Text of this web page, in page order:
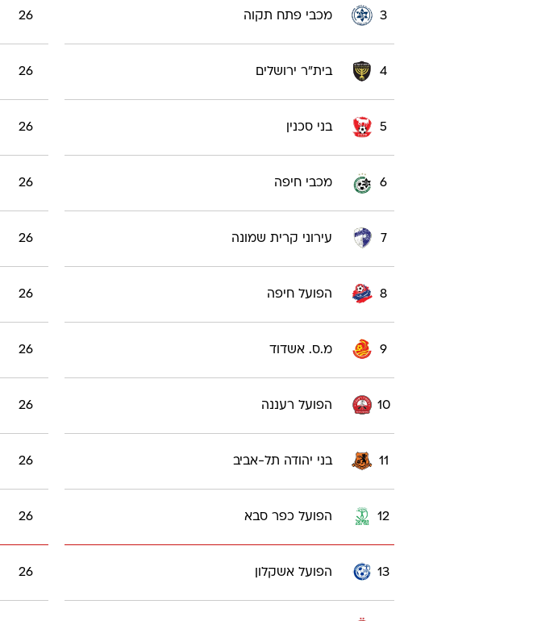
3 מכבי פתח תקוה 26
4 בית"ר ירושלים 26
5 בני סכנין 26
6 מכבי חיפה 26
7 עירוני קרית שמונה 26
8 הפועל חיפה 26
9 מ.ס. אשדוד 26
10 הפועל רעננה 26
11 בני יהודה תל-אביב 26
12 הפועל כפר סבא 26
13 הפועל אשקלון 26